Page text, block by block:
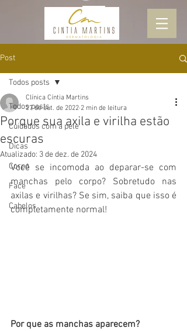
Post
Todos posts
Cuidados com a pele
Dicas
Corpo
Face
Cabelos
Todos posts
Porque sua axila e virilha estão
escuras
Clínica Cíntia Martins
27 de out. de 2022 2 min de leitura
Atualizado: 3 de dez. de 2024
Você se incomoda ao deparar-se com
manchas pelo corpo? Sobretudo nas
axilas e virilhas? Se sim, saiba que isso é
completamente normal!
Por que as manchas aparecem?